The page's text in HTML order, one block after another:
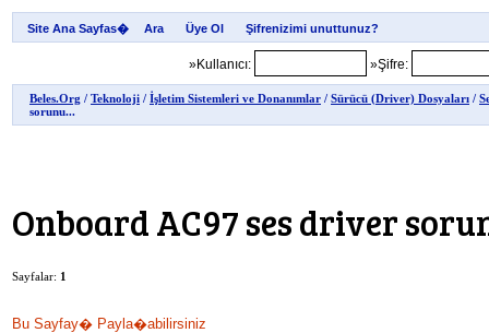
Site Ana Sayfas�
»Kullanıcı: »Şifre:
Beles.Org / Teknoloji / İşletim Sistemleri ve Donanımlar / Sürücü (Driver) Dosyaları /
sorunu...
Onboard AC97 ses driver
Sayfalar: 1
Bu Sayfay� Payla�abilirsiniz